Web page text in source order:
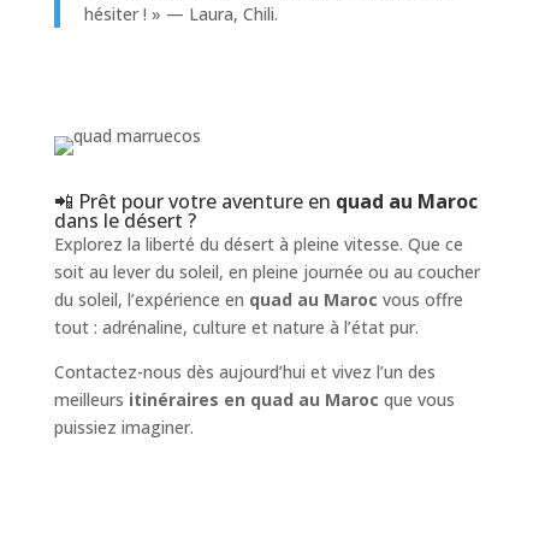
hésiter ! » — Laura, Chili.
📲 Prêt pour votre aventure en quad au Maroc
dans le désert ?
Explorez la liberté du désert à pleine vitesse. Que ce
soit au lever du soleil, en pleine journée ou au coucher
du soleil, l’expérience en quad au Maroc vous offre
tout : adrénaline, culture et nature à l’état pur.
Contactez-nous dès aujourd’hui et vivez l’un des
meilleurs itinéraires en quad au Maroc que vous
puissiez imaginer.